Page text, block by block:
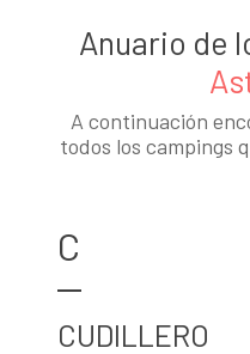
Anuario de
A continuación
todos los campings
C
CUDILLERO